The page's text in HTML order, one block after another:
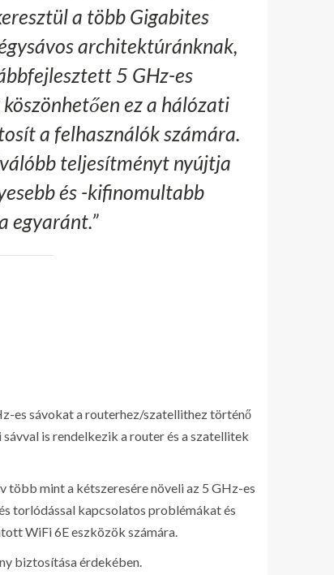
a több Gigabites
architektúránknak,
5 GHz-es
ez a hálózati
a felhasználók számára.
teljesítményt nyújtja
és -kifinomultabb
egyaránt.”
es sávokat a routerhez/szatellithez történő
is rendelkezik a router és a szatellitek
több mint a kétszeresére növeli az 5 GHz-es
torlódással kapcsolatos problémákat és
WiFi 6E eszközök számára.
biztosítása érdekében.